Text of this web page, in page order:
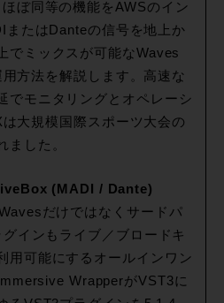
ぼ同等の機能をAWSのイン
またはDanteの信号を地上か
でミックスが可能なWaves
方法を解説します。高速な
でモニタリングとオペレーシ
大規模国際スポーツ大会の
ました。
(MADI / Dante)
だけではなくサードパ
インもライブ／ブロードキ
用可能にするオールインワン
WrapperがVST3に